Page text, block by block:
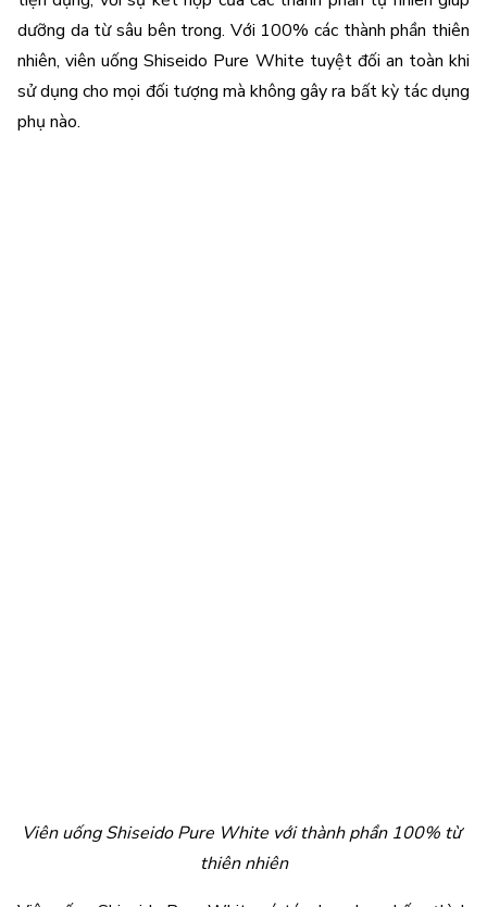
dưỡng da từ sâu bên trong. Với 100% các thành phần thiên
nhiên, viên uống Shiseido Pure White tuyệt đối an toàn khi
sử dụng cho mọi đối tượng mà không gây ra bất kỳ tác dụng
phụ nào.
Viên uống Shiseido Pure White với thành phần 100% từ
thiên nhiên